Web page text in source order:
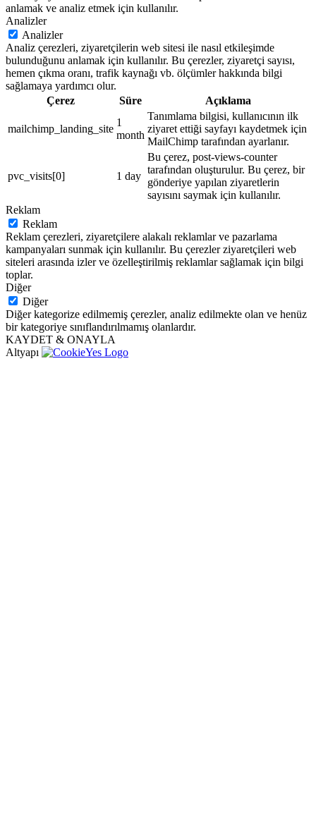
anlamak ve analiz etmek için kullanılır.
Analizler
Analizler
Analiz çerezleri, ziyaretçilerin web sitesi ile nasıl etkileşimde
bulunduğunu anlamak için kullanılır. Bu çerezler, ziyaretçi sayısı,
hemen çıkma oranı, trafik kaynağı vb. ölçümler hakkında bilgi
sağlamaya yardımcı olur.
Çerez
Süre Açıklama
mailchimp_landing_site
1
month
Tanımlama bilgisi, kullanıcının ilk
ziyaret ettiği sayfayı kaydetmek için
MailChimp tarafından ayarlanır.
pvc_visits[0] 1 day
Bu çerez, post-views-counter
tarafından oluşturulur. Bu çerez, bir
gönderiye yapılan ziyaretlerin
sayısını saymak için kullanılır.
Reklam
Reklam
Reklam çerezleri, ziyaretçilere alakalı reklamlar ve pazarlama
kampanyaları sunmak için kullanılır. Bu çerezler ziyaretçileri web
siteleri arasında izler ve özelleştirilmiş reklamlar sağlamak için bilgi
toplar.
Diğer
Diğer
Diğer kategorize edilmemiş çerezler, analiz edilmekte olan ve henüz
bir kategoriye sınıflandırılmamış olanlardır.
KAYDET & ONAYLA
Altyapı